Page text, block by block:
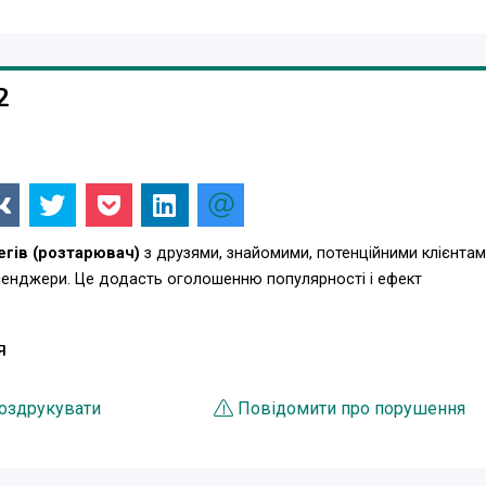
(розтарювач) з друзями, знайомими, потенційними
Це додасть оголошенню популярності і ефект
Повідомити про порушення